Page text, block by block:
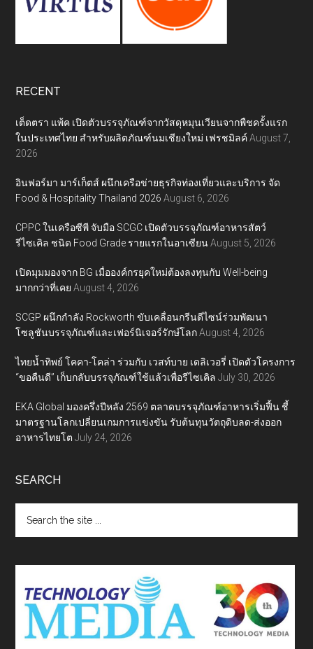
RECENT
เต็ดตรา แพ้ค เปิดตัวบรรจุภัณฑ์จากวัสดุหมุนเวียนจากพืชครั้งแรก
ในประเทศไทย สำหรับผลิตภัณฑ์นมเชียงใหม่ เฟรชมิลค์ August 7,
2026
อินฟอร์มา มาร์เก็ตส์ ผนึกเครือข่ายธุรกิจท่องเที่ยวและบริการ จัด
Food & Hospitality Thailand 2026 August 6, 2026
CPPC ในเครือซีพี จับมือ SCGC เปิดตัวบรรจุภัณฑ์อาหารสัตว์
รีไซเคิล ชนิด Food Grade รายแรกในอาเซียน August 5, 2026
เปิดมุมมองจาก BG เมื่อองค์กรยุคใหม่ต้องลงทุนกับ Well-being
มากกว่าที่เคย August 4, 2026
SCGP ผนึกกำลัง Rockworth ขับเคลื่อนกรีนดีไซน์ร่วมพัฒนา
โซลูชันบรรจุภัณฑ์และเฟอร์นิเจอร์รักษ์โลก August 4, 2026
ไทยน้ำทิพย์ โคคา-โคล่า ร่วมกับ เวสท์บาย เดลิเวอรี่ เปิดตัวโครงการ
“ขอคืนดี” เก็บกลับบรรจุภัณฑ์ใช้แล้วเพื่อรีไซเคิล July 30, 2026
EKA Global มองครึ่งปีหลัง 2569 ตลาดบรรจุภัณฑ์อาหารเริ่มฟื้น ชี้
มาตรฐานโลกเปลี่ยนเกมการแข่งขัน รับต้นทุนวัตถุดิบลด-ส่งออก
อาหารไทยโต July 24, 2026
SEARCH
the
site